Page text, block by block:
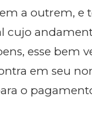
a outrem, e
cujo
esse bem
em seu
o